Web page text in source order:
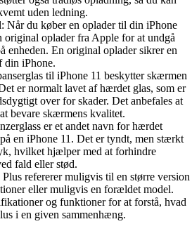
uden ledning.
Når du køber en oplader til din iPhone
original oplader fra Apple for at undgå
enheden. En original oplader sikrer en
din iPhone.
til iPhone 11 beskytter skærmen
er normalt lavet af hærdet glas, som er
over for skader. Det anbefales at
bevare skærmens kvalitet.
er et andet navn for hærdet
en iPhone 11. Det er tyndt, men stærkt
hvilket hjælper med at forhindre
fald eller stød.
refererer muligvis til en større version
eller muligvis en forældet model.
og funktioner for at forstå, hvad
i en given sammenhæng.